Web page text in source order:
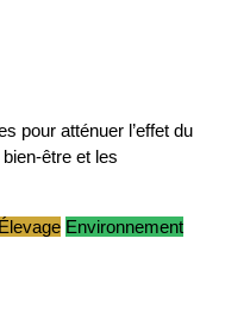
pour atténuer l’effet du
être et les
Élevage Environnement